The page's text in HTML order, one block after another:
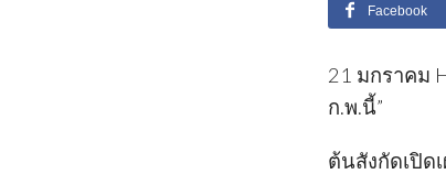
Facebook
21 มกราคม
ก.พ.นี้”
ต้นสังกัดเปิดเ